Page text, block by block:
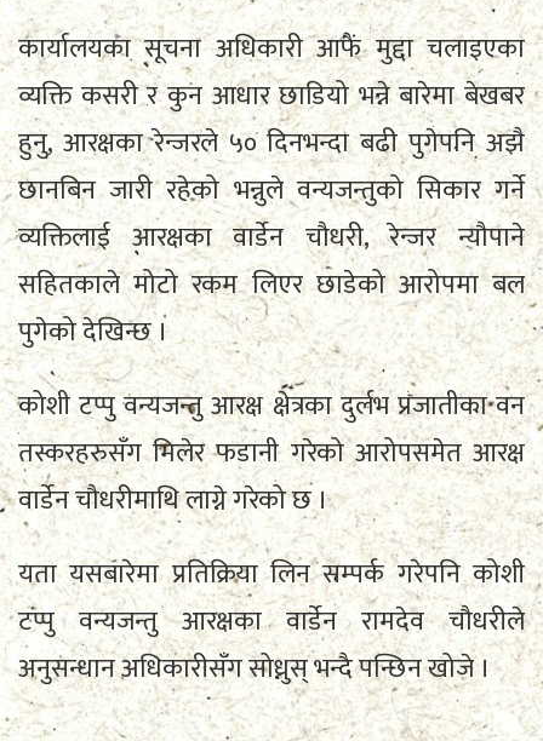
कार्यालयका सूचना अधिकारी आफैं मुद्दा चलाइएका
व्यक्ति कसरी र कुन आधार छाडियो भन्ने बारेमा बेखबर
हुनु, आरक्षका रेन्जरले ५० दिनभन्दा बढी पुगेपनि अझै
छानबिन जारी रहेको भन्नुले वन्यजन्तुको सिकार गर्ने
व्यक्तिलाई आरक्षका वार्डेन चौधरी, रेन्जर न्यौपाने
सहितकाले मोटो रकम लिएर छाडेको आरोपमा बल
पुगेको देखिन्छ ।
कोशी टप्पु वन्यजन्तु आरक्ष क्षेत्रका दुर्लभ प्रजातीका वन
तस्करहरुसँग मिलेर फडानी गरेको आरोपसमेत आरक्ष
वार्डेन चौधरीमाथि लाग्ने गरेको छ ।
यता यसबारेमा प्रतिक्रिया लिन सम्पर्क गरेपनि कोशी
टप्पु वन्यजन्तु आरक्षका वार्डेन रामदेव चौधरीले
अनुसन्धान अधिकारीसँग सोध्नुस् भन्दै पन्छिन खोजे ।